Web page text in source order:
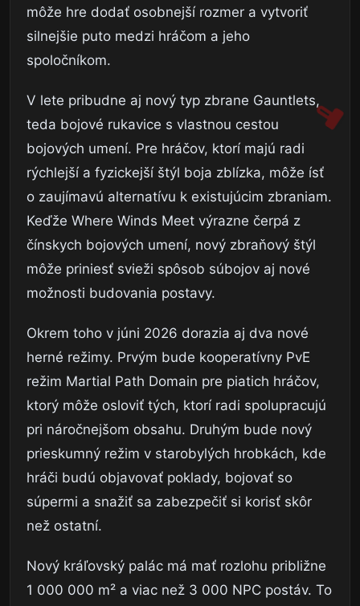
môže hre dodať osobnejší rozmer a vytvoriť
silnejšie puto medzi hráčom a jeho
spoločníkom.
V lete pribudne aj nový typ zbrane Gauntlets,
teda bojové rukavice s vlastnou cestou
bojových umení. Pre hráčov, ktorí majú radi
rýchlejší a fyzickejší štýl boja zblízka, môže ísť
o zaujímavú alternatívu k existujúcim zbraniam.
Keďže Where Winds Meet výrazne čerpá z
čínskych bojových umení, nový zbraňový štýl
môže priniesť svieži spôsob súbojov aj nové
možnosti budovania postavy.
Okrem toho v júni 2026 dorazia aj dva nové
herné režimy. Prvým bude kooperatívny PvE
režim Martial Path Domain pre piatich hráčov,
ktorý môže osloviť tých, ktorí radi spolupracujú
pri náročnejšom obsahu. Druhým bude nový
prieskumný režim v starobylých hrobkách, kde
hráči budú objavovať poklady, bojovať so
súpermi a snažiť sa zabezpečiť si korisť skôr
než ostatní.
Nový kráľovský palác má mať rozlohu približne
1 000 000 m² a viac než 3 000 NPC postáv. To